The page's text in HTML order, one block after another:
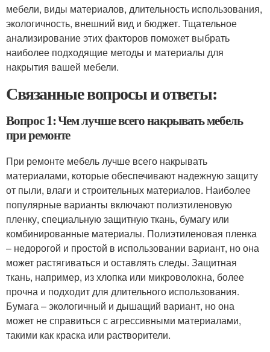
мебели, виды материалов, длительность использования,
экологичность, внешний вид и бюджет. Тщательное
анализирование этих факторов поможет выбрать
наиболее подходящие методы и материалы для
накрытия вашей мебели.
Связанные вопросы и ответы:
Вопрос 1: Чем лучше всего накрывать мебель
при ремонте
При ремонте мебель лучше всего накрывать
материалами, которые обеспечивают надежную защиту
от пыли, влаги и строительных материалов. Наиболее
популярные варианты включают полиэтиленовую
пленку, специальную защитную ткань, бумагу или
комбинированные материалы. Полиэтиленовая пленка
– недорогой и простой в использовании вариант, но она
может растягиваться и оставлять следы. Защитная
ткань, например, из хлопка или микроволокна, более
прочна и подходит для длительного использования.
Бумага – экологичный и дышащий вариант, но она
может не справиться с агрессивными материалами,
такими как краска или растворители.